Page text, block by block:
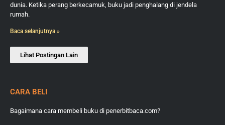
dunia. Ketika perang berkecamuk, buku jadi penghalang di jendela
rumah.
Baca selanjutnya »
Lihat Postingan Lain
CARA BELI
Bagaimana cara membeli buku di penerbitbaca.com?